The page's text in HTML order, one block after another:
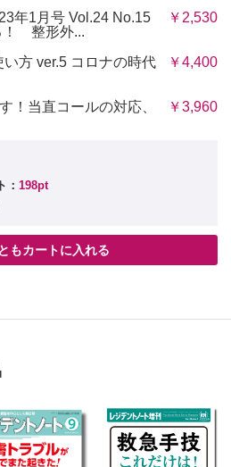
年1月号 Vol.24 No.15
！ 整形外...
￥2,530
方 ver.5 コロナの時代
￥4,400
！当直コールの対応、
￥3,960
： 198pt
もカートに入れる